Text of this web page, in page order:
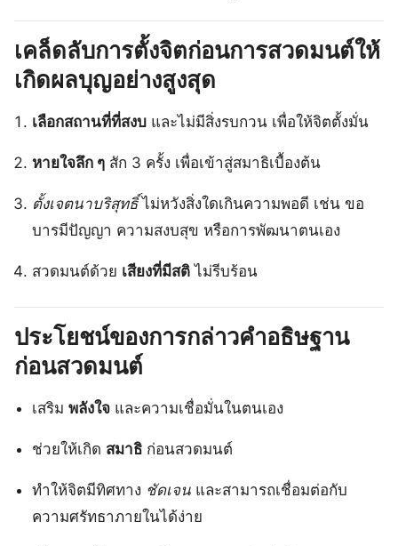
เคล็ดลับการตั้งจิตก่อนการสวดมนต์ให้
เกิดผลบุญอย่างสูงสุด
เลือกสถานที่ที่สงบ และไม่มีสิ่งรบกวน เพื่อให้จิตตั้งมั่น
หายใจลึก ๆ สัก 3 ครั้ง เพื่อเข้าสู่สมาธิเบื้องต้น
ตั้งเจตนาบริสุทธิ์ไม่หวังสิ่งใดเกินความพอดี เช่น ขอ
บารมีปัญญา ความสงบสุข หรือการพัฒนาตนเอง
สวดมนต์ด้วย เสียงที่มีสติ ไม่รีบร้อน
ประโยชน์ของการกล่าวคำอธิษฐาน
ก่อนสวดมนต์
เสริมพลังใจ และความเชื่อมั่นในตนเอง
ช่วยให้เกิด สมาธิ ก่อนสวดมนต์
ทำให้จิตมีทิศทาง ชัดเจน และสามารถเชื่อมต่อกับ
ความศรัทธาภายในได้ง่าย